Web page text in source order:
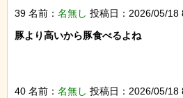
39 名前： 名無し 投稿日：2026/05/18
豚より高いから豚食べるよね
40 名前： 名無し 投稿日：2026/05/18